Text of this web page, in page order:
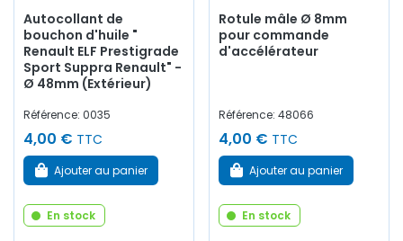
Autocollant de
bouchon d'huile "
Renault ELF Prestigrade
Sport Suppra Renault" -
Ø 48mm (Extérieur)
Référence: 0035
4,00 € TTC
Ajouter au panier
En stock
Rotule mâle Ø 8mm
pour commande
d'accélérateur
Référence: 48066
4,00 € TTC
Ajouter au panier
En stock